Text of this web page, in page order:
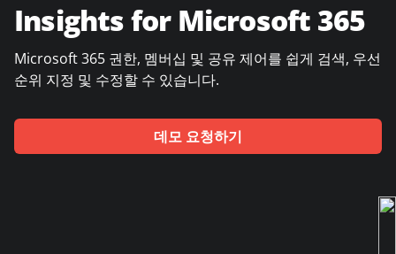
Confidence Platform
가격
파트너
Insights for Microsoft 365
Microsoft 365 권한, 멤버십 및 공유 제어를 쉽게 검색, 우선
순위 지정 및 수정할 수 있습니다.
데모 요청하기